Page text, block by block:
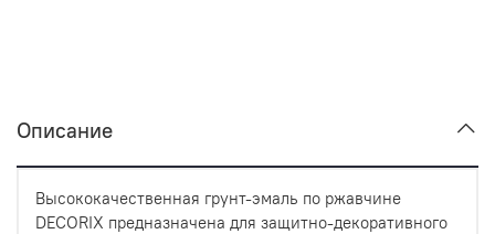
Описание
Высококачественная грунт-эмаль по ржавчине
DECORIX предназначена для защитно-декоративного